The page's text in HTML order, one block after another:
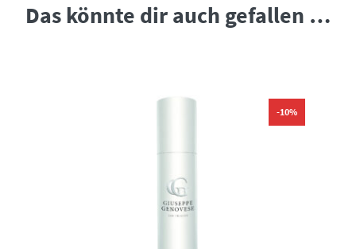
Menge
Das könnte dir auch gefallen …
-10%